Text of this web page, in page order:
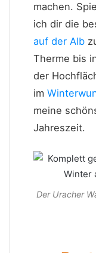
machen.
ich dir die
auf der Alb
Therme bis
der
im
meine
Jahreszeit.
Der Uracher